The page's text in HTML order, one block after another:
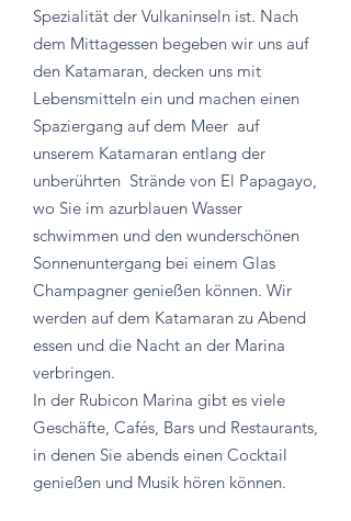
Spezialität der Vulkaninseln ist. Nach
dem Mittagessen begeben wir uns auf
den Katamaran, decken uns mit
Lebensmitteln ein und machen einen
Spaziergang auf dem Meer auf
unserem Katamaran entlang der
unberührten Strände von El Papagayo,
wo Sie im azurblauen Wasser
schwimmen und den wunderschönen
Sonnenuntergang bei einem Glas
Champagner genießen können. Wir
werden auf dem Katamaran zu Abend
essen und die Nacht an der Marina
verbringen.
In der Rubicon Marina gibt es viele
Geschäfte, Cafés, Bars und Restaurants,
in denen Sie abends einen Cocktail
genießen und Musik hören können.